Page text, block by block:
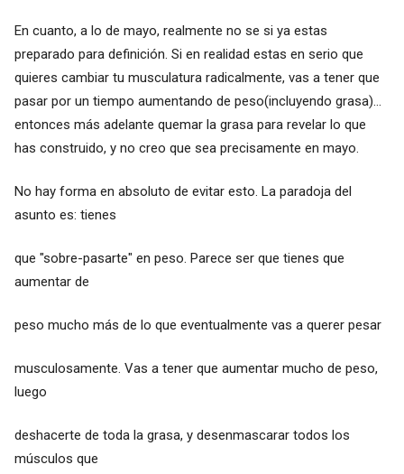
En cuanto, a lo de mayo, realmente no se si ya estas
preparado para definición. Si en realidad estas en serio que
quieres cambiar tu musculatura radicalmente, vas a tener que
pasar por un tiempo aumentando de peso(incluyendo grasa)...
entonces más adelante quemar la grasa para revelar lo que
has construido, y no creo que sea precisamente en mayo.
No hay forma en absoluto de evitar esto. La paradoja del
asunto es: tienes
que "sobre-pasarte" en peso. Parece ser que tienes que
aumentar de
peso mucho más de lo que eventualmente vas a querer pesar
musculosamente. Vas a tener que aumentar mucho de peso,
luego
deshacerte de toda la grasa, y desenmascarar todos los
músculos que